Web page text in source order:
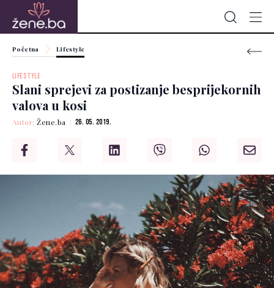
Početna Lifestyle
LIFESTYLE
Slani sprejevi za postizanje besprijekornih
valova u kosi
Autor:Žene.ba 26. 05. 2019.